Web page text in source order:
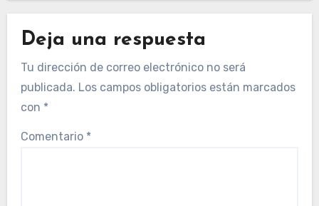
Deja una respuesta
Tu dirección de correo electrónico no será
publicada. Los campos obligatorios están marcados
con *
Comentario *